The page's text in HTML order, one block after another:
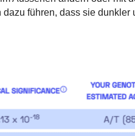
führen, dass sie dunkler